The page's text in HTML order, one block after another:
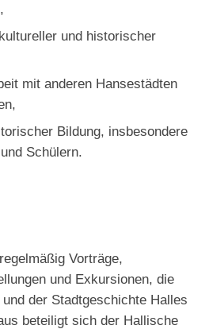
und historischer
mit anderen Hansestädten
Bildung, insbesondere
Schülern.
Vorträge,
und Exkursionen, die
der Stadtgeschichte Halles
beteiligt sich der Hallische